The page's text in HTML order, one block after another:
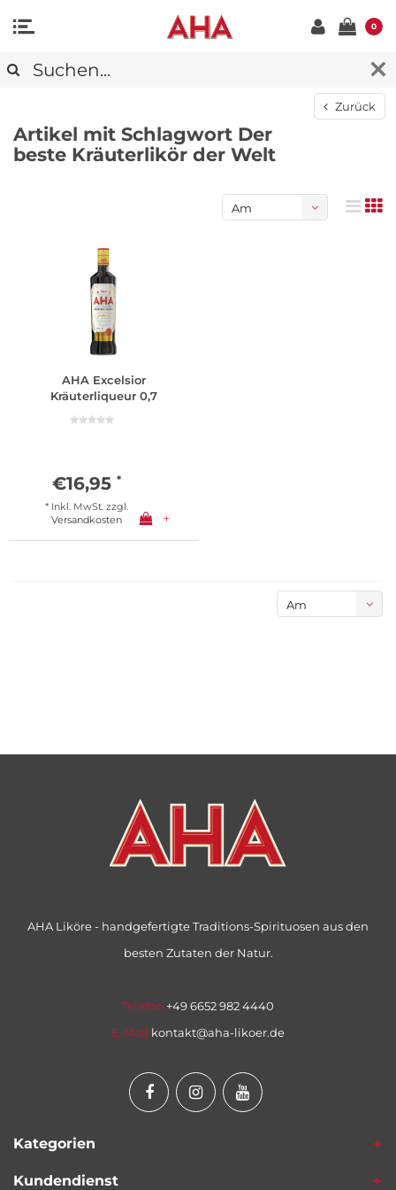
0
Zurück
Artikel mit Schlagwort Der
beste Kräuterlikör der Welt
Am
AHA Excelsior
Kräuterliqueur 0,7
€16,95*
* Inkl. MwSt. zzgl.
Versandkosten
+
Am
AHA Liköre - handgefertigte Traditions-Spirituosen aus den
besten Zutaten der Natur.
Telefon +49 6652 982 4440
E-Mail kontakt@aha-likoer.de
Kategorien
Kundendienst